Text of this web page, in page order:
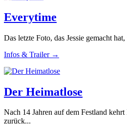
Everytime
Das letzte Foto, das Jessie gemacht
Infos & Trailer →
Der Heimatlose
Nach 14 Jahren auf dem Festland
zurück...